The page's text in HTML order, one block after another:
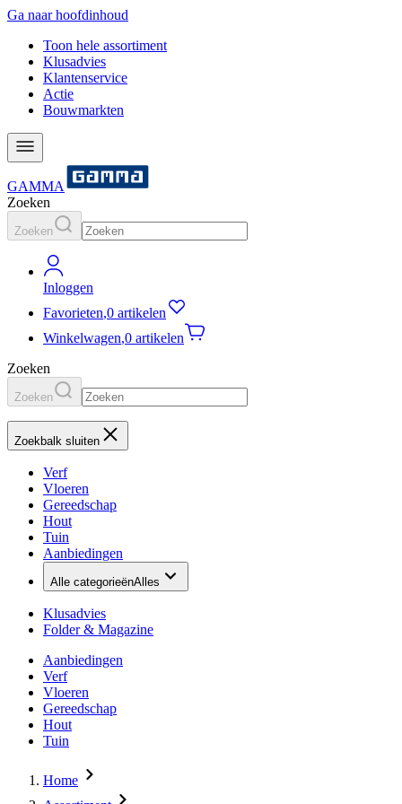
Ga naar hoofdinhoud
Toon hele assortiment
Klusadvies
Klantenservice
Actie
Bouwmarkten
GAMMA
Zoeken
Zoeken
Inloggen
Favorieten,0 artikelen
Winkelwagen,0 artikelen
Zoeken
Zoeken
Zoekbalk sluiten
Verf
Vloeren
Gereedschap
Hout
Tuin
Aanbiedingen
Alle categorieënAlles
Klusadvies
Folder & Magazine
Aanbiedingen
Verf
Vloeren
Gereedschap
Hout
Tuin
Home